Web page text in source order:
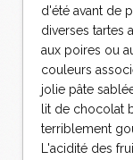
d'été avant de
diverses tartes
aux poires ou
couleurs
jolie pâte
lit de chocolat
terriblement
L'acidité des